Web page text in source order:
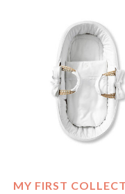
MY FIRST